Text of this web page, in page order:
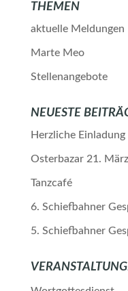
THEMEN
aktuelle Meldungen
Marte Meo
Stellenangebote
NEUESTE
Herzliche Einladung
Osterbazar 21.
Tanzcafé
6. Schiefbahner
5. Schiefbahner